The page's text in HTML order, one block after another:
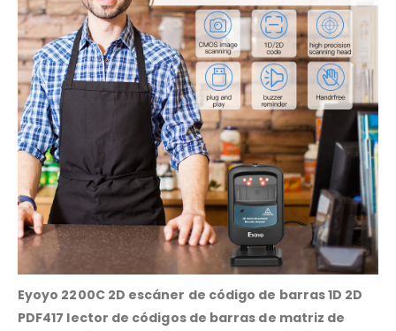
Eyoyo 2200C 2D escáner de código de barras 1D 2D
PDF417 lector de códigos de barras de matriz de